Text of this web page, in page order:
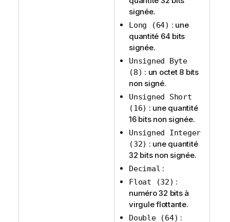
signée.
Long (64) : une
quantité 64 bits
signée.
Unsigned Byte
(8) : un octet 8 bits
non signé.
Unsigned Short
(16) : une quantité
16 bits non signée.
Unsigned Integer
(32) : une quantité
32 bits non signée.
Decimal :
Float (32) :
numéro 32 bits à
virgule flottante.
Double (64) :